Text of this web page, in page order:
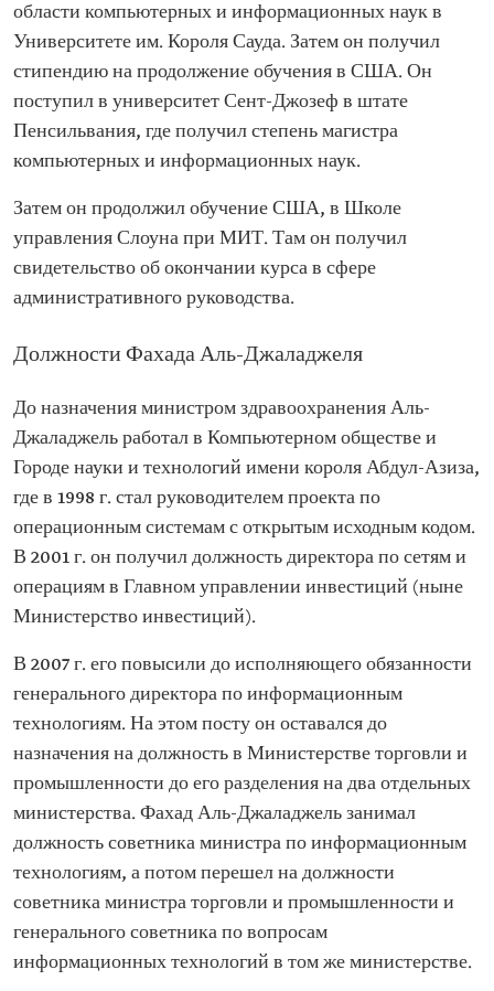
области компьютерных и информационных наук в
Университете им. Короля Сауда. Затем он получил
стипендию на продолжение обучения в США. Он
поступил в университет Сент-Джозеф в штате
Пенсильвания, где получил степень магистра
компьютерных и информационных наук.
Затем он продолжил обучение США, в Школе
управления Слоуна при МИТ. Там он получил
свидетельство об окончании курса в сфере
административного руководства.
Должности Фахада Аль-Джаладжеля
До назначения министром здравоохранения Аль-
Джаладжель работал в Компьютерном обществе и
Городе науки и технологий имени короля Абдул-Азиза,
где в 1998 г. стал руководителем проекта по
операционным системам с открытым исходным кодом.
В 2001 г. он получил должность директора по сетям и
операциям в Главном управлении инвестиций (ныне
Министерство инвестиций).
В 2007 г. его повысили до исполняющего обязанности
генерального директора по информационным
технологиям. На этом посту он оставался до
назначения на должность в Министерстве торговли и
промышленности до его разделения на два отдельных
министерства. Фахад Аль-Джаладжель занимал
должность советника министра по информационным
технологиям, а потом перешел на должности
советника министра торговли и промышленности и
генерального советника по вопросам
информационных технологий в том же министерстве.